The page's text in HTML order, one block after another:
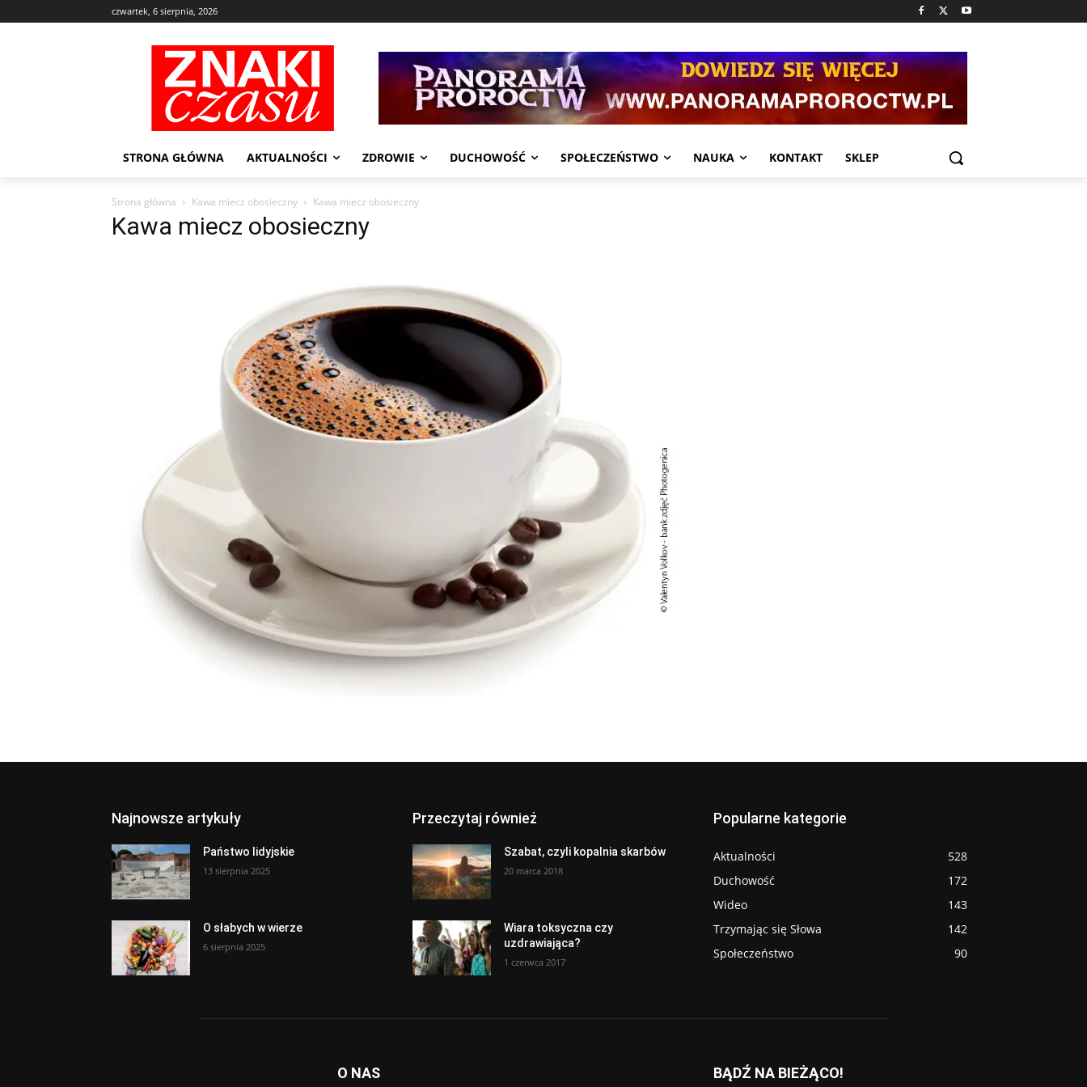
czwartek, 6 sierpnia, 2026
STRONA GŁÓWNA AKTUALNOŚCI ZDROWIE DUCHOWOŚĆ SPOŁECZEŃSTWO NAUKA KONTAKT SKLEP
Strona główna Kawa miecz obosieczny Kawa miecz obosieczny
Kawa miecz obosieczny
Najnowsze artykuły
Państwo lidyjskie
13 sierpnia 2025
O słabych w wierze
6 sierpnia 2025
Przeczytaj również
Szabat, czyli kopalnia skarbów
20 marca 2018
Wiara toksyczna czy
uzdrawiająca?
1 czerwca 2017
Popularne kategorie
Aktualności
528
Duchowość
172
Wideo
143
Trzymając się Słowa
142
Społeczeństwo
90
O NAS BĄDŹ NA BIEŻĄCO!